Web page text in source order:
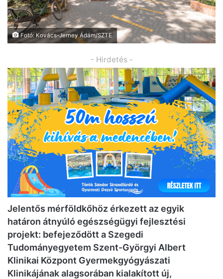
Fotó: Kovács-Jerney Ádám/SZTE
- Hirdetés -
Jelentős mérföldkőhöz érkezett az egyik
határon átnyúló egészségügyi fejlesztési
projekt: befejeződött a Szegedi
Tudományegyetem Szent-Györgyi Albert
Klinikai Központ Gyermekgyógyászati
Klinikájának alagsorában kialakított új,